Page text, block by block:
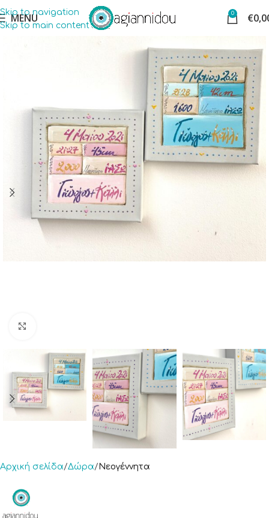
Skip to navigation
Skip to main content
MENU 0 €
Αρχική σελίδα Δώρα Νεογέννητα